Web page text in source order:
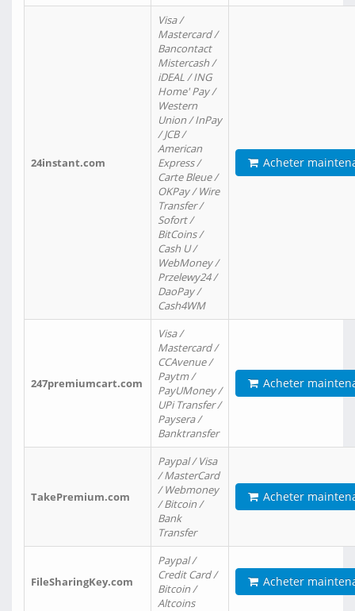
24instant.com
Visa /
Mastercard /
Bancontact
Mistercash /
iDEAL / ING
Home' Pay /
Western
Union / InPay
/ JCB /
American
Express /
Carte Bleue /
OKPay / Wire
Transfer /
Sofort /
BitCoins /
Cash U /
WebMoney /
Przelewy24 /
DaoPay /
Cash4WM
Acheter
247premiumcart.com
Visa /
Mastercard /
CCAvenue /
Paytm /
PayUMoney /
UPi Transfer /
Paysera /
Banktransfer
Acheter
TakePremium.com
Paypal / Visa
/ MasterCard
/ Webmoney
/ Bitcoin /
Bank
Transfer
Acheter
FileSharingKey.com
Paypal /
Credit Card /
Bitcoin /
Altcoins
Acheter